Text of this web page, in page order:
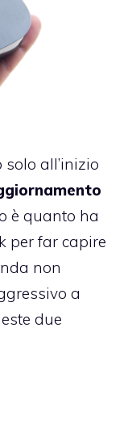
solo all’inizio
è quanto ha
per far capire
non
a
due